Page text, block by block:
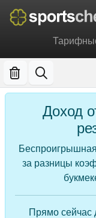
Доход
Беспроигрышная
за разницы
Прямо сейчас